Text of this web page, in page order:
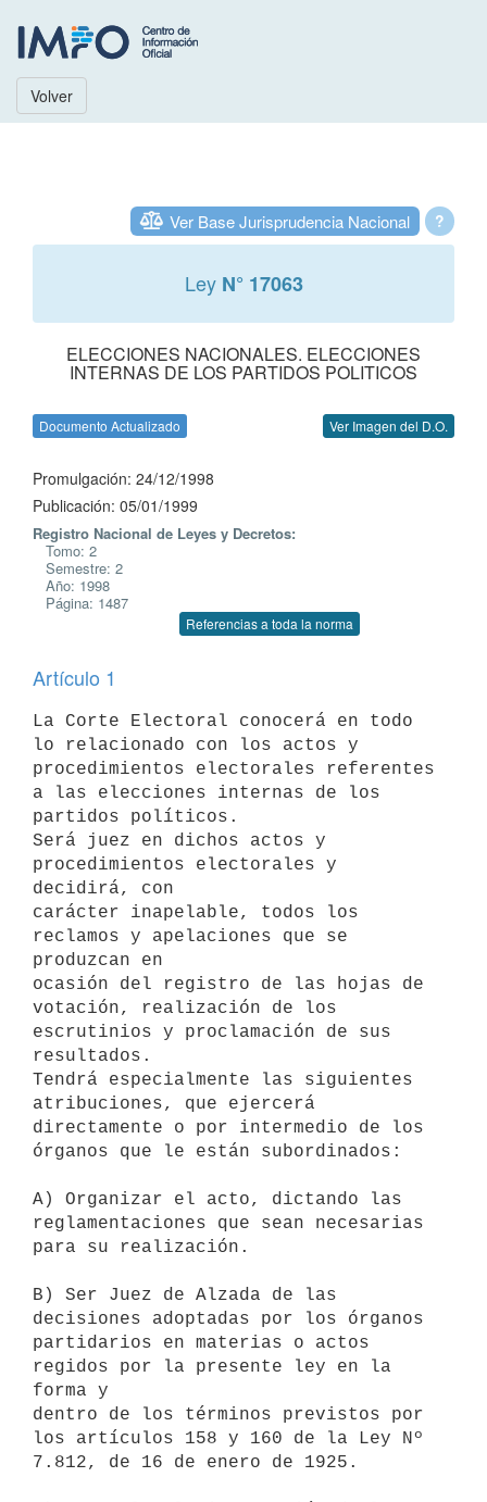
Volver
?
Ver Base Jurisprudencia Nacional
Ley N° 17063
ELECCIONES NACIONALES. ELECCIONES
INTERNAS DE LOS PARTIDOS POLITICOS
Documento Actualizado Ver Imagen del D.O.
Promulgación: 24/12/1998
Publicación: 05/01/1999
Registro Nacional de Leyes y Decretos:
Tomo: 2
Semestre: 2
Año: 1998
Página: 1487
Referencias a toda la norma
Artículo 1
La Corte Electoral conocerá en todo
lo relacionado con los actos y
procedimientos electorales referentes
a las elecciones internas de los
partidos políticos.
Será juez en dichos actos y
procedimientos electorales y
decidirá, con
carácter inapelable, todos los
reclamos y apelaciones que se
produzcan en
ocasión del registro de las hojas de
votación, realización de los
escrutinios y proclamación de sus
resultados.
Tendrá especialmente las siguientes
atribuciones, que ejercerá
directamente o por intermedio de los
órganos que le están subordinados:
A) Organizar el acto, dictando las
reglamentaciones que sean necesarias
para su realización.
B) Ser Juez de Alzada de las
decisiones adoptadas por los órganos
partidarios en materias o actos
regidos por la presente ley en la
forma y
dentro de los términos previstos por
los artículos 158 y 160 de la Ley Nº
7.812, de 16 de enero de 1925.